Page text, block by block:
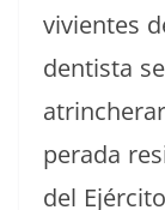
vivientes
den­tista
per­a­da
del